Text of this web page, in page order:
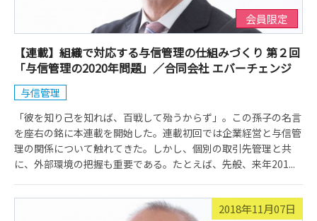
会員限定
【連載】組織で対応する与信管理の仕組みづくり 第２回
「与信管理の2020年問題」／合同会社 エバーチェンジ
与信管理
「彼を知り己を知れば、百戦して殆うからず」。この孫子の名言
を座右の銘に本連載を開始した。連載初回では企業経営と与信管
理の関係について触れてきた。しかし、個別の取引先管理と共
に、外部環境の把握も重要である。たとえば、先般、来年201...
2018年11月07日